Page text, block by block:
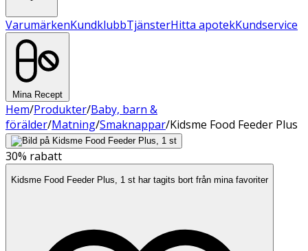
VarumärkenKundklubbTjänsterHitta apotekKundservice
Mina Recept
Hem/Produkter/Baby, barn &
förälder/Matning/Smaknappar/Kidsme Food Feeder Plus
30% rabatt
Kidsme Food Feeder Plus, 1 st har tagits bort från mina favoriter